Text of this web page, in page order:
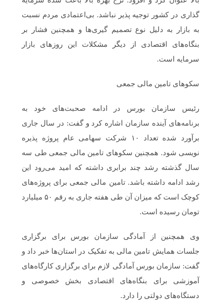
گذاری در کشور توجیه پذیر نباشد. بی‌اعتمادی مردم نسبت
به بازار به دلیل نوع تصمیم گیری‌ها و همچنین فشار بر
بنگاه‌های اقتصادی از دیگر مشکلات این روزهای بازار
سرمایه است.
سکوهای تامین مالی جمعی
رئیس سازمان بورس در ادامه صحبت‌های خود به
برنامه‌های آینده سازمان اشاره کرد و گفت: در سال جاری
برآورد شده تعداد ۱۰ شرکت سهامی عام پروژه پذیره
نویسی شود. همچنین سکوهای تامین مالی جمعی طی سه
سال گذشته رشد چند برابری داشته که امید می‌رود این
رشد ادامه داشته باشد. تامین مالی جمعی برای پروژه‌های
کوچک است که میزان آن طی هفته جاری به رقم ۵۰ میلیارد
تومان رسیده است.
وی همچنین از آمادگی سازمان بورس برای برگزاری
جلسات همایش تامین مالی به تفکیک در استان‌ها خبر داد و
گفت: سازمان بورس آمادگی لازم برای برگزاری کارگاه‌های
آموزشی برای بنگاه‌های اقتصادی بخش خصوصی و
دستگاه‌های دولتی را دارد.